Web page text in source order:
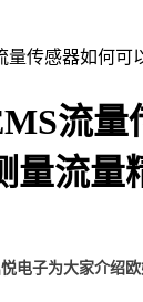
量传感器如何可
流量
量流量
子为大家介绍欧